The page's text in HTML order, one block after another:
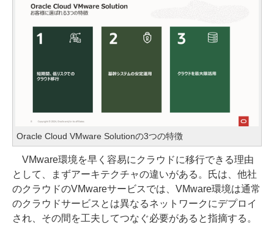
Oracle Cloud VMware Solutionの3つの特徴
VMware環境を早く容易にクラウドに移行できる理由
として、まずアーキテクチャの違いがある。氏は、他社
のクラウドのVMwareサービスでは、VMware環境は通常
のクラウドサービスとは異なるネットワークにデプロイ
され、その間を工夫してつなぐ必要があると指摘する。